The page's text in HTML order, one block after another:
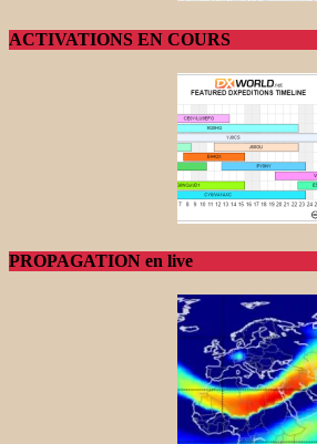
ACTIVATIONS EN COURS
PROPAGATION en live